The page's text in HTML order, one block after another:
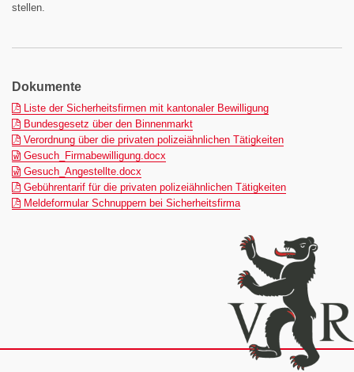
stellen.
Dokumente
Liste der Sicherheitsfirmen mit kantonaler Bewilligung(pdf)
Bundesgesetz über den Binnenmarkt(pdf)
Verordnung über die privaten polizeiähnlichen Tätigkeiten(pdf)
Gesuch_Firmabewilligung.docx
Gesuch_Angestellte.docx
Gebührentarif für die privaten polizeiähnlichen Tätigkeiten(pdf)
Meldeformular Schnuppern bei Sicherheitsfirma(pdf)